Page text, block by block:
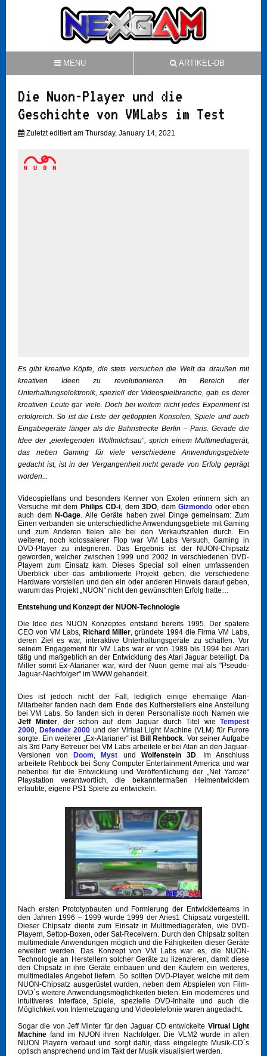
MENU ARTIKEL-DB
Die Nuon-Player und die
Geschichte von VMLabs im Test
Zuletzt editiert am Thursday, January 14, 2021
Es gibt kreative Köpfe, die stets versuchen die Welt da draußen mit
kreativen Ideen zu revolutionieren. Im Bereich der
Unterhaltungselektronik, speziell der Videospielbranche, gab es derer
kreativen Leute gar viele. Doch bei weitem nicht jedes Experiment ist
erfolgreich. So ist die Liste der gefloppten Konsolen, Spiele und auch
Eingabegeräte länger als die Bahnstrecke Berlin – Paris. Gerade die
Idee der „eierlegenden Wollmilchsau“, sprich einem Multimediagerät,
das neben Gaming für viele verschiedene Anwendungsgebiete
gedacht ist, ist in der Vergangenheit nicht gerade von Erfolg geprägt
worden...
Videospielfans und besonders Kenner von Exoten erinnern sich an
Versuche mit dem Philips CD-i, dem 3DO, dem Gizmondo oder eben
auch dem N-Gage. Alle Geräte haben zwei Dinge gemeinsam: Zum
Einen verbanden sie unterschiedliche Anwendungsgebiete mit Gaming
und zum Anderen fielen alle bei den Verkaufszahlen durch. Ein
weiterer, noch kolossalerer Flop war VM Labs Versuch, Gaming in
DVD-Player zu integrieren. Das Ergebnis ist der NUON-Chipsatz
geworden, welcher zwischen 1999 und 2002 in verschiedenen DVD-
Playern zum Einsatz kam. Dieses Special soll einen umfassenden
Überblick über das ambitionierte Projekt geben, die verschiedene
Hardware vorstellen und den ein oder anderen Hinweis darauf geben,
warum das Projekt „NUON“ nicht den gewünschten Erfolg hatte…
Entstehung und Konzept der NUON-Technologie
Die Idee des NUON Konzeptes entstand bereits 1995. Der spätere
CEO von VM Labs, Richard Miller, gründete 1994 die Firma VM Labs,
deren Ziel es war, interaktive Unterhaltungsgeräte zu schaffen. Vor
seinem Engagement für VM Labs war er von 1989 bis 1994 bei Atari
tätig und maßgeblich an der Entwicklung des Atari Jaguar beteiligt. Da
Miller somit Ex-Atarianer war, wird der Nuon gerne mal als "Pseudo-
Jaguar-Nachfolger" im WWW gehandelt.
Dies ist jedoch nicht der Fall, lediglich einige ehemalige Atari-
Mitarbeiter fanden nach dem Ende des Kultherstellers eine Anstellung
bei VM Labs. So fanden sich in deren Personalliste noch Namen wie
Jeff Minter, der schon auf dem Jaguar durch Titel wie Tempest
2000, Defender 2000 und der Virtual Light Machine (VLM) für Furore
sorgte. Ein weiterer „Ex-Atarianer“ ist Bill Rehbock. Vor seiner Aufgabe
als 3rd Party Betreuer bei VM Labs arbeitete er bei Atari an den Jaguar-
Versionen von
Doom, Myst und Wolfenstein 3D. Im Anschluss
arbeitete Rehbock bei Sony Computer Entertainment America und war
nebenbei für die Entwicklung und Veröffentlichung der „Net Yaroze“
Playstation verantwortlich, die bekanntermaßen Heimentwicklern
erlaubte, eigene PS1 Spiele zu entwickeln.
Nach ersten Prototypbauten und Formierung der Entwicklerteams in
den Jahren 1996 – 1999 wurde 1999 der Aries1 Chipsatz vorgestellt.
Dieser Chipsatz diente zum Einsatz in Multimediageräten, wie DVD-
Playern, Settop-Boxen, oder Sat-Receivern. Durch den Chipsatz sollten
multimediale Anwendungen möglich und die Fähigkeiten dieser Geräte
erweitert werden. Das Konzept von VM Labs war es, die NUON-
Technologie an Herstellern solcher Geräte zu lizenzieren, damit diese
den Chipsatz in ihre Geräte einbauen und den Käufern ein weiteres,
multimediales Angebot liefern. So sollten DVD-Player, welche mit dem
NUON-Chipsatz ausgerüstet wurden, neben dem Abspielen von Film-
DVD´s weitere Anwendungsmöglichkeiten bieten. Ein moderneres und
intuitiveres Interface, Spiele, spezielle DVD-Inhalte und auch die
Möglichkeit von Internetzugang und Videotelefonie waren angedacht.
Sogar die von Jeff Minter für den Jaguar CD entwickelte Virtual Light
Machine fand im NUON ihren Nachfolger. Die VLM2 wurde in allen
NUON Playern verbaut und sorgt dafür, dass eingelegte Musik-CD´s
optisch ansprechend und im Takt der Musik visualisiert werden.